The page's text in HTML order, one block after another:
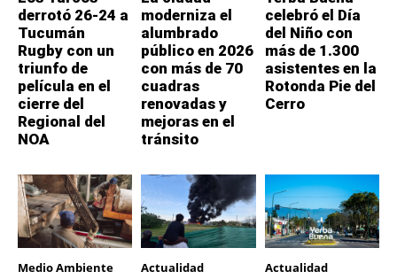
derrotó 26-24 a
Tucumán
Rugby con un
triunfo de
película en el
cierre del
Regional del
NOA
moderniza el
alumbrado
público en 2026
con más de 70
cuadras
renovadas y
mejoras en el
tránsito
celebró el Día
del Niño con
más de 1.300
asistentes en la
Rotonda Pie del
Cerro
Medio Ambiente Actualidad Actualidad